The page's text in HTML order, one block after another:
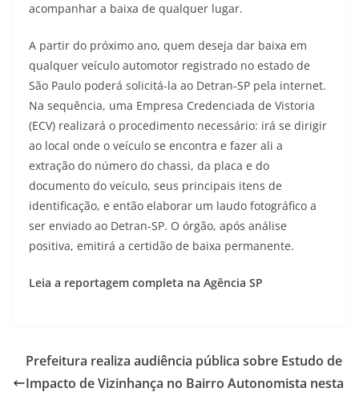
acompanhar a baixa de qualquer lugar.
A partir do próximo ano, quem deseja dar baixa em
qualquer veículo automotor registrado no estado de
São Paulo poderá solicitá-la ao Detran-SP pela internet.
Na sequência, uma Empresa Credenciada de Vistoria
(ECV) realizará o procedimento necessário: irá se dirigir
ao local onde o veículo se encontra e fazer ali a
extração do número do chassi, da placa e do
documento do veículo, seus principais itens de
identificação, e então elaborar um laudo fotográfico a
ser enviado ao Detran-SP. O órgão, após análise
positiva, emitirá a certidão de baixa permanente.
Leia a reportagem completa na Agência SP
Prefeitura realiza audiência pública sobre Estudo de
Impacto de Vizinhança no Bairro Autonomista nesta